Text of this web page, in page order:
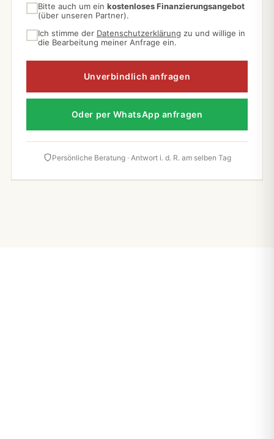
Bitte auch um ein kostenloses Finanzierungsangebot
(über unseren Partner).
Ich stimme der Datenschutzerklärung zu und willige in
die Bearbeitung meiner Anfrage ein.
Unverbindlich anfragen
Oder per WhatsApp anfragen
Persönliche Beratung · Antwort i. d. R. am selben Tag